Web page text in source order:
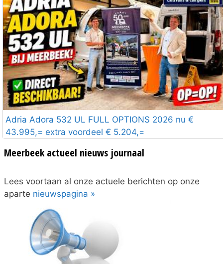
Adria Adora 532 UL FULL OPTIONS 2026 nu €
43.995,= extra voordeel € 5.204,=
Meerbeek actueel nieuws journaal
Lees voortaan al onze actuele berichten op onze
aparte nieuwspagina »